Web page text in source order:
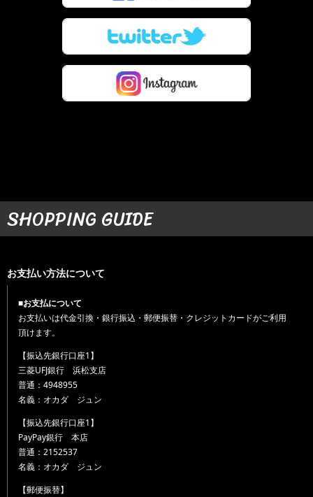
SHOPPING GUIDE
お支払い方法について
■お支払について
お支払いは代金引換・銀行振込・郵便振替・クレジットカードがご利用
頂けます。
【振込先銀行口座1】
三菱UFJ銀行 浜松支店
普通：4948955
名義：オカダ ジュン
【振込先銀行口座1】
PayPay銀行 本店
普通：2152537
名義：オカダ ジュン
【郵便振替】